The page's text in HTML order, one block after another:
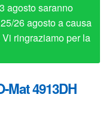
child
agosto saranno
26 agosto a causa
ringraziamo per la
Mat 4913DH